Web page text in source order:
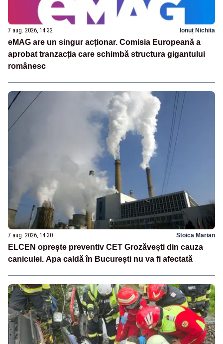
7 aug. 2026, 14:32 Ionuț Nichita
eMAG are un singur acționar. Comisia Europeană a
aprobat tranzacția care schimbă structura gigantului
românesc
7 aug. 2026, 14:30 Stoica Marian
ELCEN oprește preventiv CET Grozăvești din cauza
caniculei. Apa caldă în București nu va fi afectată